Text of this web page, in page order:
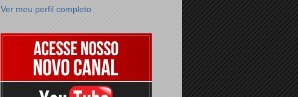
Ver meu perfil completo